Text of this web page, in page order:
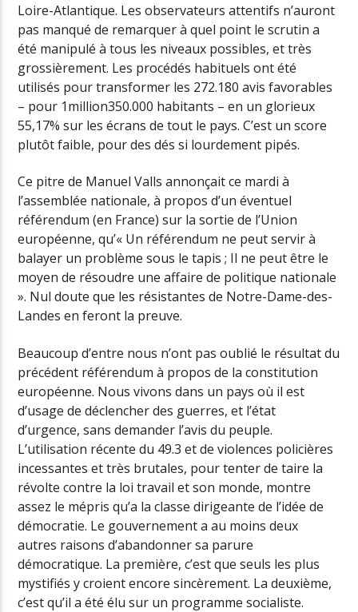
Loire-Atlantique. Les observateurs attentifs n’auront
pas manqué de remarquer à quel point le scrutin a
été manipulé à tous les niveaux possibles, et très
grossièrement. Les procédés habituels ont été
utilisés pour transformer les 272.180 avis favorables
– pour 1million350.000 habitants – en un glorieux
55,17% sur les écrans de tout le pays. C’est un score
plutôt faible, pour des dés si lourdement pipés.
Ce pitre de Manuel Valls annonçait ce mardi à
l’assemblée nationale, à propos d’un éventuel
référendum (en France) sur la sortie de l’Union
européenne, qu’« Un référendum ne peut servir à
balayer un problème sous le tapis ; Il ne peut être le
moyen de résoudre une affaire de politique nationale
». Nul doute que les résistantes de Notre-Dame-des-
Landes en feront la preuve.
Beaucoup d’entre nous n’ont pas oublié le résultat du
précédent référendum à propos de la constitution
européenne. Nous vivons dans un pays où il est
d’usage de déclencher des guerres, et l’état
d’urgence, sans demander l’avis du peuple.
L’utilisation récente du 49.3 et de violences policières
incessantes et très brutales, pour tenter de taire la
révolte contre la loi travail et son monde, montre
assez le mépris qu’a la classe dirigeante de l’idée de
démocratie. Le gouvernement a au moins deux
autres raisons d’abandonner sa parure
démocratique. La première, c’est que seuls les plus
mystifiés y croient encore sincèrement. La deuxième,
c’est qu’il a été élu sur un programme socialiste.